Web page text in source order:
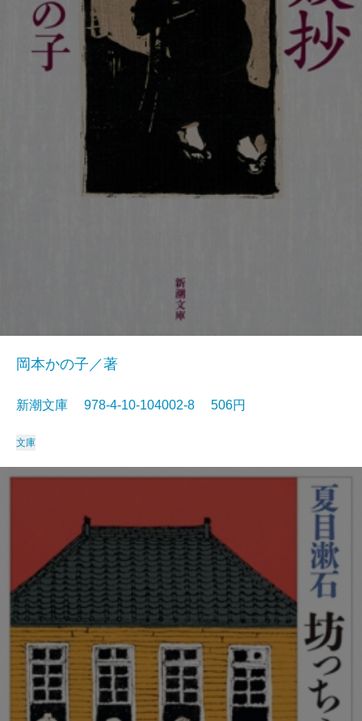
岡本かの子／著
新潮文庫 978-4-10-104002-8 506円
文庫